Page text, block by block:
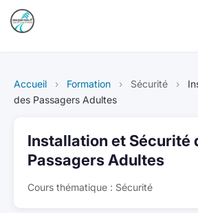
Permis voiture
Permis Bateau
Poids Lourd
Accueil › Formation › Sécurité ›
des Passagers Adultes
Installation et Sécurité
Passagers Adultes
Cours thématique : Sécurité